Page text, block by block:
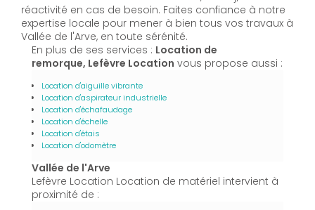
réactivité en cas de besoin. Faites confiance à notre
expertise locale pour mener à bien tous vos travaux à
Vallée de l'Arve, en toute sérénité.
En plus de ses services : Location de
remorque, Lefèvre Location vous propose aussi :
Location d'aiguille vibrante
Location d'aspirateur industrielle
Location d'échafaudage
Location d'échelle
Location d'étais
Location d'odomètre
Vallée de l'Arve
Lefèvre Location Location de matériel intervient à
proximité de :